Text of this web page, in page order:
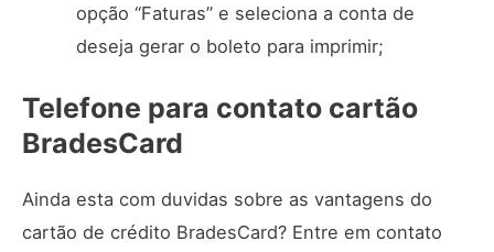
opção “Faturas” e seleciona a conta de
deseja gerar o boleto para imprimir;
Telefone para contato cartão
BradesCard
Ainda esta com duvidas sobre as vantagens do
cartão de crédito BradesCard? Entre em contato